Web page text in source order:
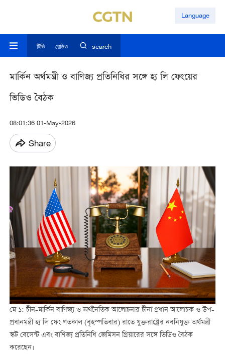
Language
টিভি রেডিও search
মার্কিন অর্থমন্ত্রী ও বাণিজ্য প্রতিনিধির সঙ্গে হ্য লি ফেংয়ের
ভিডিও বৈঠক
08:01:36 01-May-2026
Share
মে ১: চীন-মার্কিন বাণিজ্য ও অর্থনৈতিক আলোচনার চীনা প্রধান আলোচক ও উপ-
প্রধানমন্ত্রী হ্য লি ফেং গতকাল (বৃহস্পতিবার) রাতে যুক্তরাষ্ট্রের নবনিযুক্ত অর্থমন্ত্রী
স্কট বেসেন্ট এবং বাণিজ্য প্রতিনিধি জেমিসন গ্রিয়ারের সঙ্গে ভিডিও বৈঠক
করেছেন।